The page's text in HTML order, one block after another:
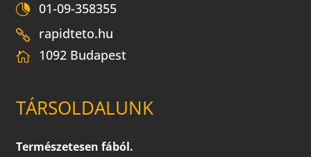
01-09-358355
rapidteto.hu
1092 Budapest
TÁRSOLDALUNK
Természetesen fából.